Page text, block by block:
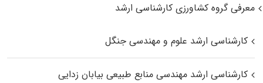
معرفی گروه کشاورزی کارشناسی ارشد
کارشناسی ارشد علوم و مهندسی جنگل
کارشناسی ارشد مهندسی منابع طبیعی بیابان زدایی